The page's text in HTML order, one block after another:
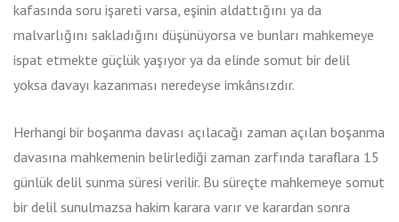
kafasında soru işareti varsa, eşinin aldattığını ya da
malvarlığını sakladığını düşünüyorsa ve bunları mahkemeye
ispat etmekte güçlük yaşıyor ya da elinde somut bir delil
yoksa davayı kazanması neredeyse imkânsızdır.
Herhangi bir boşanma davası açılacağı zaman açılan boşanma
davasına mahkemenin belirlediği zaman zarfında taraflara 15
günlük delil sunma süresi verilir. Bu süreçte mahkemeye somut
bir delil sunulmazsa hakim karara varır ve karardan sonra